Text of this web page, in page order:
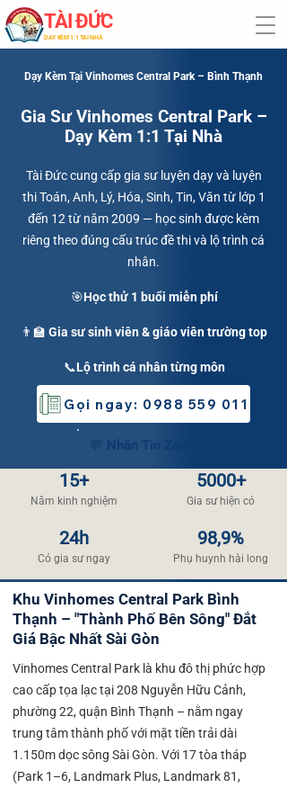
TÀI ĐỨC
​DẠY KÈM 1:1 TẠI NHÀ
Dạy Kèm Tại Vinhomes Central Park – Bình Thạnh
Gia Sư Vinhomes Central Park –
Dạy Kèm 1:1 Tại Nhà
Tài Đức cung cấp gia sư luyện dạy và luyện
thi Toán, Anh, Lý, Hóa, Sinh, Tin, Văn từ lớp 1
đến 12 từ năm 2009 — học sinh được kèm
riêng theo đúng cấu trúc đề thi và lộ trình cá
nhân.
🎯Học thử 1 buổi miễn phí
👨‍🏫 Gia sư sinh viên & giáo viên trường top
📞Lộ trình cá nhân từng môn
Gọi ngay: 0988 559 011
💬 Nhắn Tin Zalo
15+
Năm kinh nghiệm
5000+
​Gia sư hiện có
24h
​Có gia sư ngay
98,9%
​Phụ huynh hài long​
Khu Vinhomes Central Park Bình
Thạnh – "Thành Phố Bên Sông" Đắt
Giá Bậc Nhất Sài Gòn
Vinhomes Central Park là khu đô thị phức hợp
cao cấp tọa lạc tại 208 Nguyễn Hữu Cảnh,
phường 22, quận Bình Thạnh – nằm ngay
trung tâm thành phố với mặt tiền trải dài
1.150m dọc sông Sài Gòn. Với 17 tòa tháp
(Park 1–6, Landmark Plus, Landmark 81,